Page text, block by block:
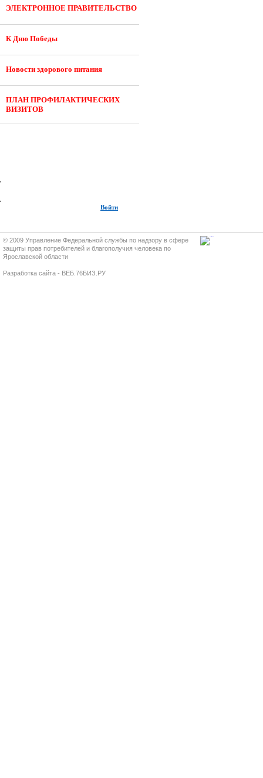
ЭЛЕКТРОННОЕ ПРАВИТЕЛЬСТВО
К Дню Победы
Новости здорового питания
ПЛАН ПРОФИЛАКТИЧЕСКИХ
ВИЗИТОВ
Войти
© 2009 Управление Федеральной службы по надзору в сфере
защиты прав потребителей и благополучия человека по
Ярославской области
Разработка сайта - ВЕБ.76БИЗ.РУ